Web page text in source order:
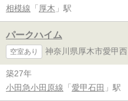
相模線 「 厚木 」駅
パークハイム
空室あり 神奈川県厚木市愛甲西
築27年
小田急小田原線 「 愛甲石田 」駅